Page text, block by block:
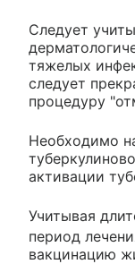
Следует
тяжелых
следует
процедуру
Необходимо
активации
Учитывая
период
вакцинацию